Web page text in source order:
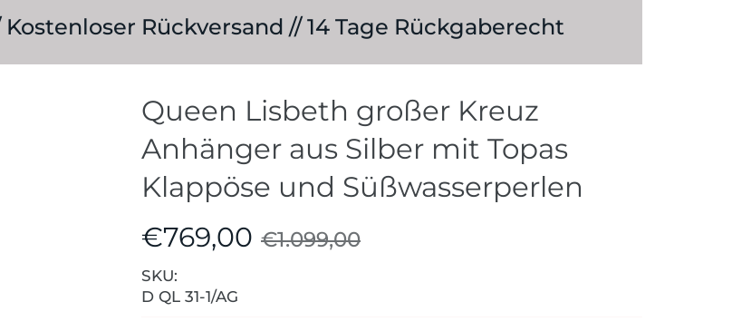
Rückversand // 14 Tage Rückgaberecht
Queen Lisbeth großer Kreuz
Anhänger aus Silber mit Topas
Klappöse und Süßwasserperlen
€769,00 €1.099,00
SKU:
D QL 31-1/AG